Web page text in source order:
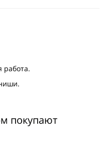
работа.
покупают